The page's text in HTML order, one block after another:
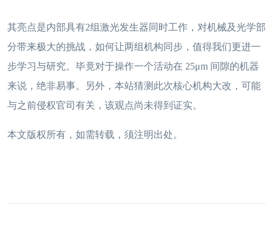
其亮点是内部具有2组激光发生器同时工作，对机械及光学部
分带来极大的挑战，如何让两组机构同步，值得我们更进一
步学习与研究。毕竟对于操作一个活动在 25μm 间隙的机器
来说，绝非易事。另外，本站猜测此次核心机构大改，可能
与之前侵权官司有关，该观点尚未得到证实。
本文版权所有，如需转载，须注明出处。